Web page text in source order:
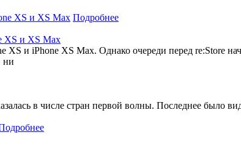
Подробнее
XS и XS Max
и iPhone XS Max. Однако очереди перед re:Store
ни
в числе стран первой волны. Последнее было